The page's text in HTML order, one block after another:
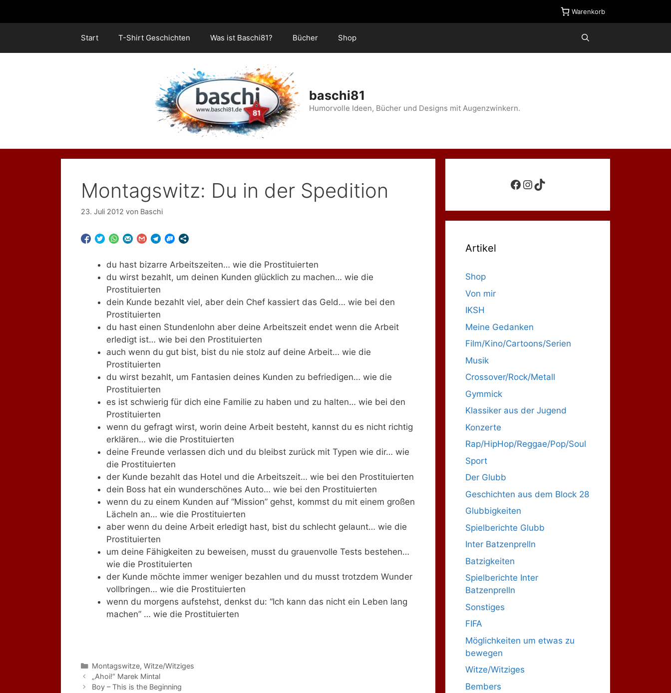
Warenkorb
Start T-Shirt Geschichten Was ist Baschi81? Bücher Shop
baschi81
Humorvolle Ideen, Bücher und Designs mit Augenzwinkern.
Montagswitz: Du in der Spedition
23. Juli 2012 von Baschi
du hast bizarre Arbeitszeiten… wie die Prostituierten
du wirst bezahlt, um deinen Kunden glücklich zu machen… wie die
Prostituierten
dein Kunde bezahlt viel, aber dein Chef kassiert das Geld… wie bei den
Prostituierten
du hast einen Stundenlohn aber deine Arbeitszeit endet wenn die Arbeit
erledigt ist… wie bei den Prostituierten
auch wenn du gut bist, bist du nie stolz auf deine Arbeit… wie die
Prostituierten
du wirst bezahlt, um Fantasien deines Kunden zu befriedigen… wie die
Prostituierten
es ist schwierig für dich eine Familie zu haben und zu halten… wie bei den
Prostituierten
wenn du gefragt wirst, worin deine Arbeit besteht, kannst du es nicht richtig
erklären… wie die Prostituierten
deine Freunde verlassen dich und du bleibst zurück mit Typen wie dir… wie
die Prostituierten
der Kunde bezahlt das Hotel und die Arbeitszeit… wie bei den Prostituierten
dein Boss hat ein wunderschönes Auto… wie bei den Prostituierten
wenn du zu einem Kunden auf “Mission” gehst, kommst du mit einem großen
Lächeln an… wie die Prostituierten
aber wenn du deine Arbeit erledigt hast, bist du schlecht gelaunt… wie die
Prostituierten
um deine Fähigkeiten zu beweisen, musst du grauenvolle Tests bestehen…
wie die Prostituierten
der Kunde möchte immer weniger bezahlen und du musst trotzdem Wunder
vollbringen… wie die Prostituierten
wenn du morgens aufstehst, denkst du: “Ich kann das nicht ein Leben lang
machen” … wie die Prostituierten
Kategorien
Montagswitze, Witze/Witziges
„Ahoi!“ Marek Mintal
Boy – This is the Beginning
Facebook
Instagram
TikTok
Artikel
Shop
Von mir
IKSH
Meine Gedanken
Film/Kino/Cartoons/Serien
Musik
Crossover/Rock/Metall
Gymmick
Klassiker aus der Jugend
Konzerte
Rap/HipHop/Reggae/Pop/Soul
Sport
Der Glubb
Geschichten aus dem Block 28
Glubbigkeiten
Spielberichte Glubb
Inter Batzenprelln
Batzigkeiten
Spielberichte Inter
Batzenprelln
Sonstiges
FIFA
Möglichkeiten um etwas zu
bewegen
Witze/Witziges
Bembers